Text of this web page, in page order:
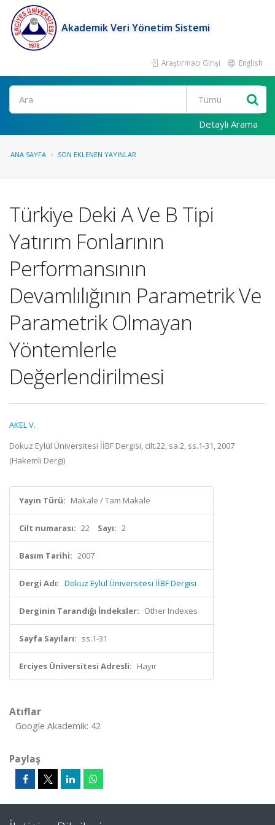
Akademik Veri Yönetim Sistemi
Araştırmacı Girişi English
Ara
Detaylı Arama
ANA SAYFA SON EKLENEN YAYINLAR
Türkiye Deki A Ve B Tipi
Yatırım Fonlarının
Performansının
Devamlılığının Parametrik Ve
Parametrik Olmayan
Yöntemlerle
Değerlendirilmesi
AKEL V.
Dokuz Eylül Üniversitesi İİBF Dergisi, cilt.22, sa.2, ss.1-31, 2007
(Hakemli Dergi)
Yayın Türü: Makale / Tam Makale
Cilt numarası: 22 Sayı: 2
Basım Tarihi: 2007
Dergi Adı: Dokuz Eylül Üniversitesi İİBF Dergisi
Derginin Tarandığı İndeksler: Other Indexes
Sayfa Sayıları: ss.1-31
Erciyes Üniversitesi Adresli: Hayır
Atıflar
Google Akademik: 42
Paylaş